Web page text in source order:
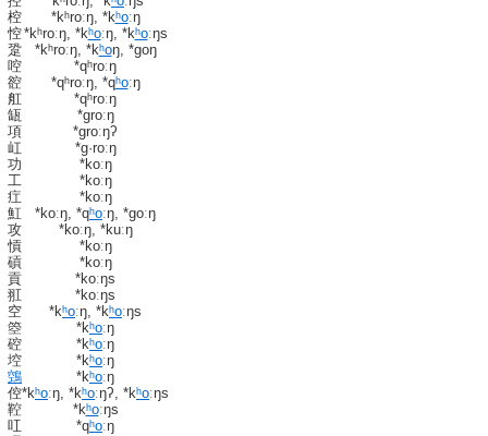
椌
*kʰroːŋ, *kʰoːŋ
悾*kʰroːŋ, *kʰoːŋ, *kʰoːŋs
跫
*kʰroːŋ, *kʰoŋ, *ɡoŋ
啌
*qʰroːŋ
谾
*qʰroːŋ, *qʰoːŋ
舡
*qʰroːŋ
缻
*ɡroːŋ
項
*ɡroːŋʔ
屸
*ɡ·roːŋ
功
*koːŋ
工
*koːŋ
疘
*koːŋ
魟
*koːŋ, *qʰoːŋ, *ɡoːŋ
攻
*koːŋ, *kuːŋ
愩
*koːŋ
碽
*koːŋ
貢
*koːŋs
羾
*koːŋs
空
*kʰoːŋ, *kʰoːŋs
箜
*kʰoːŋ
硿
*kʰoːŋ
埪
*kʰoːŋ
鵼
*kʰoːŋ
倥*kʰoːŋ, *kʰoːŋʔ, *kʰoːŋs
鞚
*kʰoːŋs
叿
*qʰoːŋ